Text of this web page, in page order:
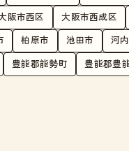
阪市西区 大阪市西成区
柏原市 池田市 河
豊能郡能勢町 豊能郡豊